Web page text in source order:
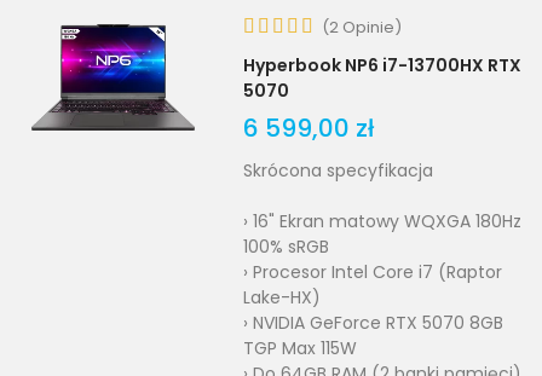
(2 Opinie)
Hyperbook NP6 i7-13700HX RTX
5070
6 599,00 zł
Skrócona specyfikacja
› 16" Ekran matowy WQXGA 180Hz
100% sRGB
› Procesor Intel Core i7 (Raptor
Lake-HX)
› NVIDIA GeForce RTX 5070 8GB
TGP Max 115W